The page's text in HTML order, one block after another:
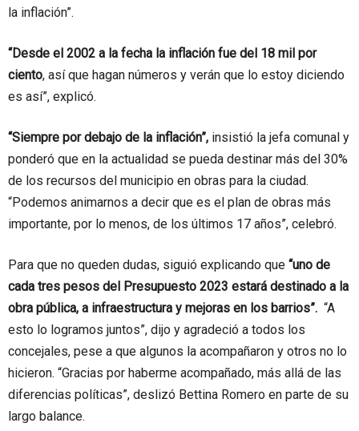
la inflación”.
“Desde el 2002 a la fecha la inflación fue del 18 mil por
ciento, así que hagan números y verán que lo estoy diciendo
es así”, explicó.
“Siempre por debajo de la inflación”, insistió la jefa comunal y
ponderó que en la actualidad se pueda destinar más del 30%
de los recursos del municipio en obras para la ciudad.
“Podemos animarnos a decir que es el plan de obras más
importante, por lo menos, de los últimos 17 años”, celebró.
Para que no queden dudas, siguió explicando que “uno de
cada tres pesos del Presupuesto 2023 estará destinado a la
obra pública, a infraestructura y mejoras en los barrios”. “A
esto lo logramos juntos”, dijo y agradeció a todos los
concejales, pese a que algunos la acompañaron y otros no lo
hicieron. “Gracias por haberme acompañado, más allá de las
diferencias políticas”, deslizó Bettina Romero en parte de su
largo balance.